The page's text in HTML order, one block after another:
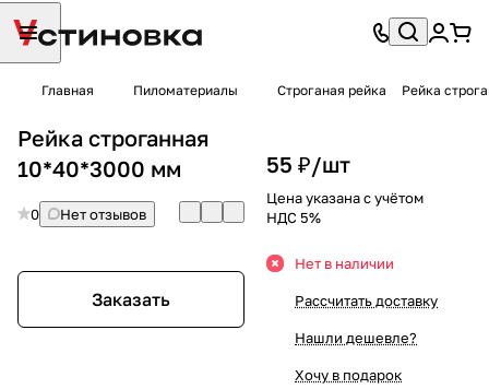
Главная Пиломатериалы Строганая рейка Рейка
Рейка строганная
10*40*3000 мм
0 Нет отзывов
Заказать
55 ₽/шт
Цена указана с учётом
НДС 5%
Нет в наличии
Рассчитать доставку
Нашли дешевле?
Хочу в подарок